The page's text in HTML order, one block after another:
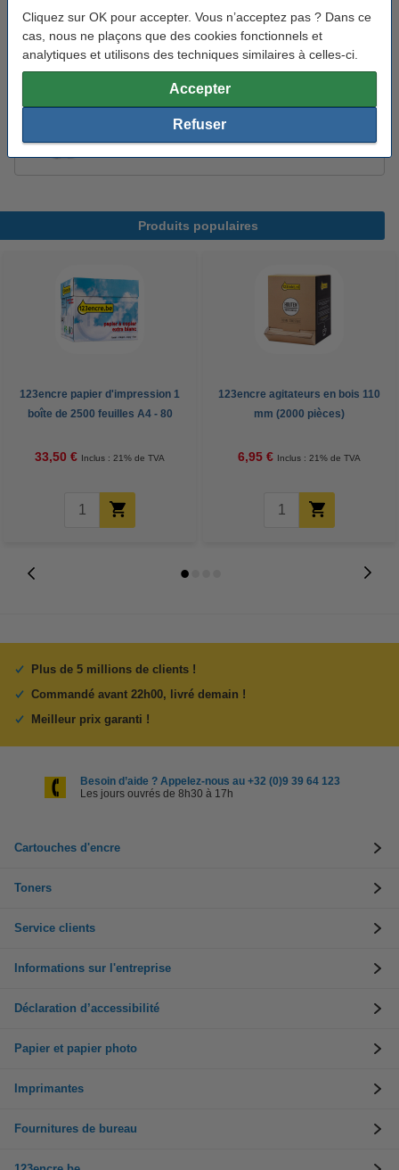
Cliquez sur OK pour accepter. Vous n’acceptez pas ? Dans ce
cas, nous ne plaçons que des cookies fonctionnels et
analytiques et utilisons des techniques similaires à celles-ci.
Accepter
Refuser
6,95 €
123encre sticks de crème de café (500 pièces)
Eurocream coupelles de lait pour café (200
Produits populaires
123encre papier d'impression 1
boîte de 2500 feuilles A4 - 80
33,50 € Inclus : 21% de TVA
123encre agitateurs en bois 110
mm (2000 pièces)
6,95 € Inclus : 21% de TVA
Plus de 5 millions de clients !
Commandé avant 22h00, livré demain !
Meilleur prix garanti !
Besoin d’aide ? Appelez-nous au +32 (0)9 39 64 123
Les jours ouvrés de 8h30 à 17h
Cartouches d'encre
Toners
Service clients
Informations sur l'entreprise
Déclaration d’accessibilité
Papier et papier photo
Imprimantes
Fournitures de bureau